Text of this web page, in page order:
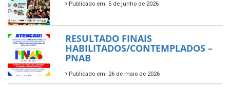
Publicado em: 5 de junho de 2026
RESULTADO FINAIS
HABILITADOS/CONTEMPLADOS –
PNAB
Publicado em: 26 de maio de 2026